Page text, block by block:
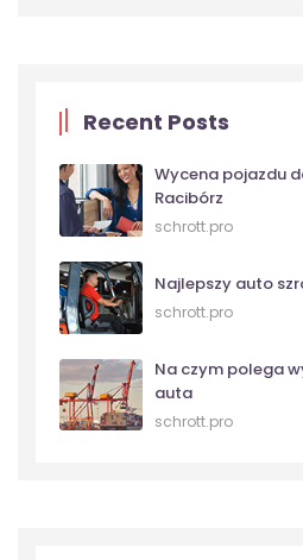
Recent Posts
Wycena pojazdu
Racibórz
schrott.pro
Najlepszy auto
schrott.pro
Na czym polega
auta
schrott.pro